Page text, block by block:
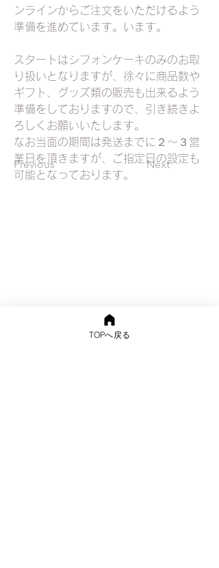
Previous Next
ンラインからご注文をいただけるよう
準備を進めています。います。
スタートはシフォンケーキのみのお取
り扱いとなりますが、徐々に商品数や
ギフト、グッズ類の販売も出来るよう
準備をしておりますので、引き続きよ
ろしくお願いいたします。
なお当面の期間は発送までに２〜３営
業日を頂きますが、ご指定日の設定も
可能となっております。
TOPへ戻る